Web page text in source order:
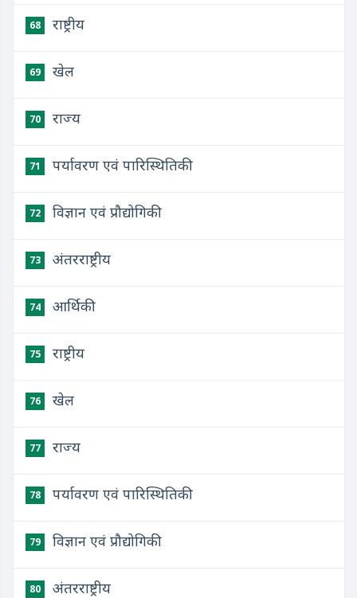
68 राष्ट्रीय
69 खेल
70 राज्य
71 पर्यावरण एवं पारिस्थितिकी
72 विज्ञान एवं प्रौद्योगिकी
73 अंतरराष्ट्रीय
74 आर्थिकी
75 राष्ट्रीय
76 खेल
77 राज्य
78 पर्यावरण एवं पारिस्थितिकी
79 विज्ञान एवं प्रौद्योगिकी
80 अंतरराष्ट्रीय